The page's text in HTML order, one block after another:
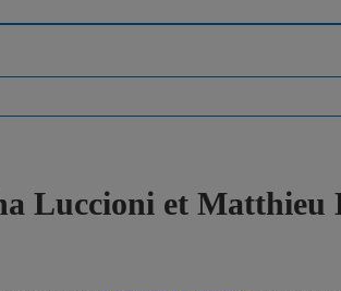
Luccioni et Matthieu